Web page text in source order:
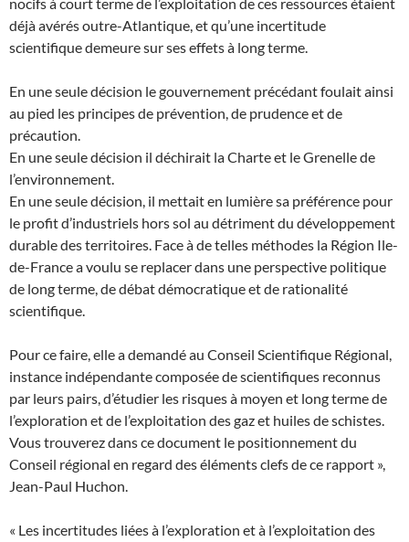
déjà avérés outre-Atlantique, et qu’une incertitude
scientifique demeure sur ses effets à long terme.
En une seule décision le gouvernement précédant foulait ainsi
au pied les principes de prévention, de prudence et de
précaution.
En une seule décision il déchirait la Charte et le Grenelle de
l’environnement.
En une seule décision, il mettait en lumière sa préférence pour
le profit d’industriels hors sol au détriment du développement
durable des territoires. Face à de telles méthodes la Région Ile-
de-France a voulu se replacer dans une perspective politique
de long terme, de débat démocratique et de rationalité
scientifique.
Pour ce faire, elle a demandé au Conseil Scientifique Régional,
instance indépendante composée de scientifiques reconnus
par leurs pairs, d’étudier les risques à moyen et long terme de
l’exploration et de l’exploitation des gaz et huiles de schistes.
Vous trouverez dans ce document le positionnement du
Conseil régional en regard des éléments clefs de ce rapport »,
Jean-Paul Huchon.
« Les incertitudes liées à l’exploration et à l’exploitation des